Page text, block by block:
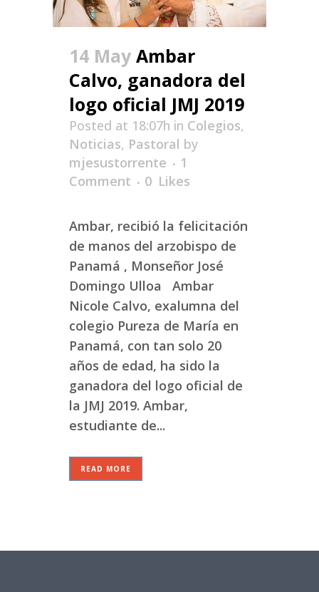
14 May Ambar
Calvo, ganadora del
logo oficial JMJ 2019
Posted at 18:07h in Colegios,
Noticias, Pastoral by
mjesustorrente
1
Comment
0 Likes
Ambar, recibió la felicitación
de manos del arzobispo de
Panamá , Monseñor José
Domingo Ulloa Ambar
Nicole Calvo, exalumna del
colegio Pureza de María en
Panamá, con tan solo 20
años de edad, ha sido la
ganadora del logo oficial de
la JMJ 2019. Ambar,
estudiante de...
READ MORE